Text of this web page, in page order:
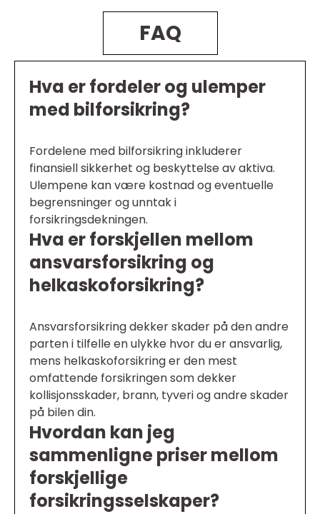
FAQ
Hva er fordeler og ulemper
med bilforsikring?
Fordelene med bilforsikring inkluderer
finansiell sikkerhet og beskyttelse av aktiva.
Ulempene kan være kostnad og eventuelle
begrensninger og unntak i
forsikringsdekningen.
Hva er forskjellen mellom
ansvarsforsikring og
helkaskoforsikring?
Ansvarsforsikring dekker skader på den andre
parten i tilfelle en ulykke hvor du er ansvarlig,
mens helkaskoforsikring er den mest
omfattende forsikringen som dekker
kollisjonsskader, brann, tyveri og andre skader
på bilen din.
Hvordan kan jeg
sammenligne priser mellom
forskjellige
forsikringsselskaper?